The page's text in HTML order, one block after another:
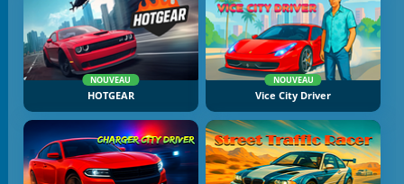
NOUVEAU
HOTGEAR
NOUVEAU
Vice City Driver